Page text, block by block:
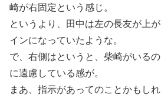
崎が右固定という感じ。
というより、田中は左の長友が上
インになっていたような。
で、右側はというと、柴崎がいる
に遠慮している感が。
まあ、指示があってのことかもし